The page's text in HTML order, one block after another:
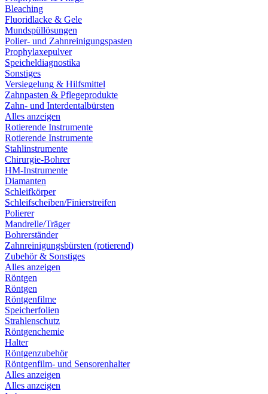
Bleaching
Fluoridlacke & Gele
Mundspüllösungen
Polier- und Zahnreinigungspasten
Prophylaxepulver
Speicheldiagnostika
Sonstiges
Versiegelung & Hilfsmittel
Zahnpasten & Pflegeprodukte
Zahn- und Interdentalbürsten
Alles anzeigen
Rotierende Instrumente
Rotierende Instrumente
Stahlinstrumente
Chirurgie-Bohrer
HM-Instrumente
Diamanten
Schleifkörper
Schleifscheiben/Finierstreifen
Polierer
Mandrelle/Träger
Bohrerständer
Zahnreinigungsbürsten (rotierend)
Zubehör & Sonstiges
Alles anzeigen
Röntgen
Röntgen
Röntgenfilme
Speicherfolien
Strahlenschutz
Röntgenchemie
Halter
Röntgenzubehör
Röntgenfilm- und Sensorenhalter
Alles anzeigen
Alles anzeigen